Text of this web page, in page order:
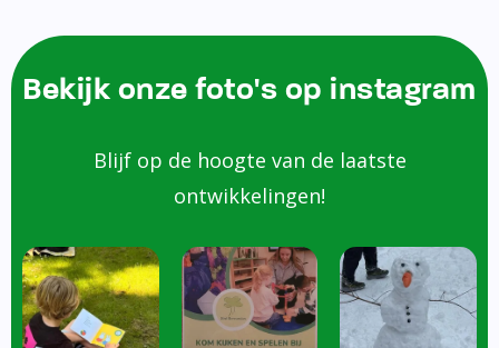
Bekijk onze foto's op instagram
Blijf op de hoogte van de laatste
ontwikkelingen!